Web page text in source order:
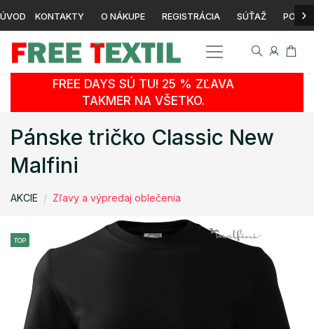
ÚVOD KONTAKTY O NÁKUPE REGISTRÁCIA SÚŤAŽ ›
FREE DAYS SÚ TU! 25 % ZĽAVA
TAKMER NA VŠETKO.
Pánske tričko Classic New
Malfini
AKCIE Zľavy a výpredaj oblečenia
TOP